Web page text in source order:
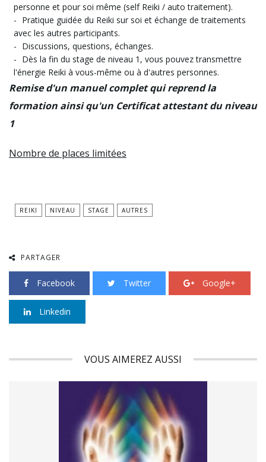
personne et pour soi même (self Reiki / auto traitement).
Pratique guidée du Reiki sur soi et échange de traitements
avec les autres participants.
Discussions, questions, échanges.
Dès la fin du stage de niveau 1, vous pouvez transmettre
l'énergie Reiki à vous-même ou à d'autres personnes.
Remise d'un manuel complet qui reprend la
formation ainsi qu'un Certificat attestant du niveau
1
Nombre de places limitées
REIKI NIVEAU STAGE AUTRES
PARTAGER
Facebook Twitter Google+
Linkedin
VOUS AIMEREZ AUSSI